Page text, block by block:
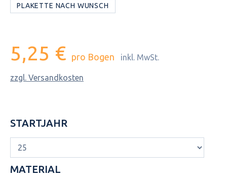
PLAKETTE NACH WUNSCH
5,25 € pro Bogen inkl. MwSt.
zzgl. Versandkosten
STARTJAHR
MATERIAL